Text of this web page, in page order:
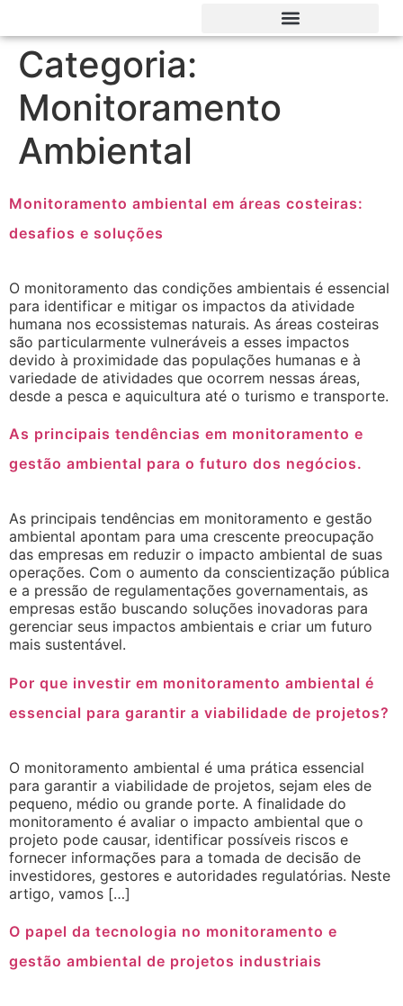
Categoria:
Monitoramento
Ambiental
Monitoramento ambiental em áreas costeiras:
desafios e soluções
O monitoramento das condições ambientais é essencial
para identificar e mitigar os impactos da atividade
humana nos ecossistemas naturais. As áreas costeiras
são particularmente vulneráveis a esses impactos
devido à proximidade das populações humanas e à
variedade de atividades que ocorrem nessas áreas,
desde a pesca e aquicultura até o turismo e transporte.
As principais tendências em monitoramento e
gestão ambiental para o futuro dos negócios.
As principais tendências em monitoramento e gestão
ambiental apontam para uma crescente preocupação
das empresas em reduzir o impacto ambiental de suas
operações. Com o aumento da conscientização pública
e a pressão de regulamentações governamentais, as
empresas estão buscando soluções inovadoras para
gerenciar seus impactos ambientais e criar um futuro
mais sustentável.
Por que investir em monitoramento ambiental é
essencial para garantir a viabilidade de projetos?
O monitoramento ambiental é uma prática essencial
para garantir a viabilidade de projetos, sejam eles de
pequeno, médio ou grande porte. A finalidade do
monitoramento é avaliar o impacto ambiental que o
projeto pode causar, identificar possíveis riscos e
fornecer informações para a tomada de decisão de
investidores, gestores e autoridades regulatórias. Neste
artigo, vamos […]
O papel da tecnologia no monitoramento e
gestão ambiental de projetos industriais